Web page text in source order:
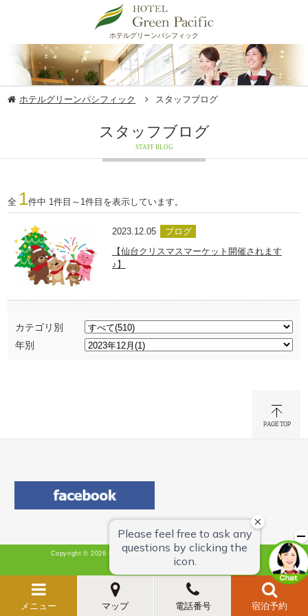
メニュー マップ 電話番号 宿泊予約
ホテルグリーンパシフィック
ホテルグリーンパシフィック スタッフブログ
スタッフブログ
STAFF BLOG
全 1件中 1件目～1件目を表示しています。
2023.12.05
ブログ
【仙台クリスマスマーケット開催されます
♪】
カテゴリ別
年別
Copyright © 2026 Hotel Green Chain Sendai All Rights Reserved.